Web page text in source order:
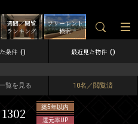
フリーレント
検索
週間／閲覧
ランキング
条件 0 最近見た物件 0
覧を見る 10名／閲覧済
築5年以内
還元率UP